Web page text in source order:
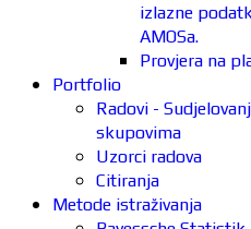
izlazne
AMOSa.
Provjera na
Portfolio
Radovi -
skupovima
Uzorci radova
Citiranja
Metode istraživanja